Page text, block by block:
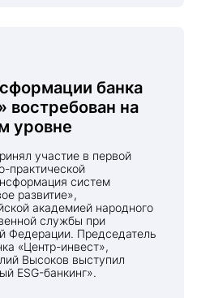
банка
востребован на
уровне
практической
систем
развитие»,
академией народного
службы при
Федерации. Председатель
«Центр-инвест»,
Высоков выступил
ESG-банкинг».